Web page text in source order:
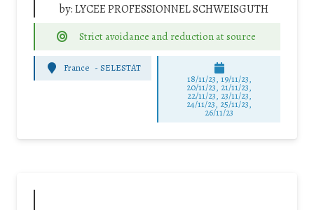
by:LYCEE PROFESSIONNEL SCHWEISGUTH
Strict avoidance and reduction at source
France -SELESTAT
18/11/23, 19/11/23,
20/11/23, 21/11/23,
22/11/23, 23/11/23,
24/11/23, 25/11/23,
26/11/23